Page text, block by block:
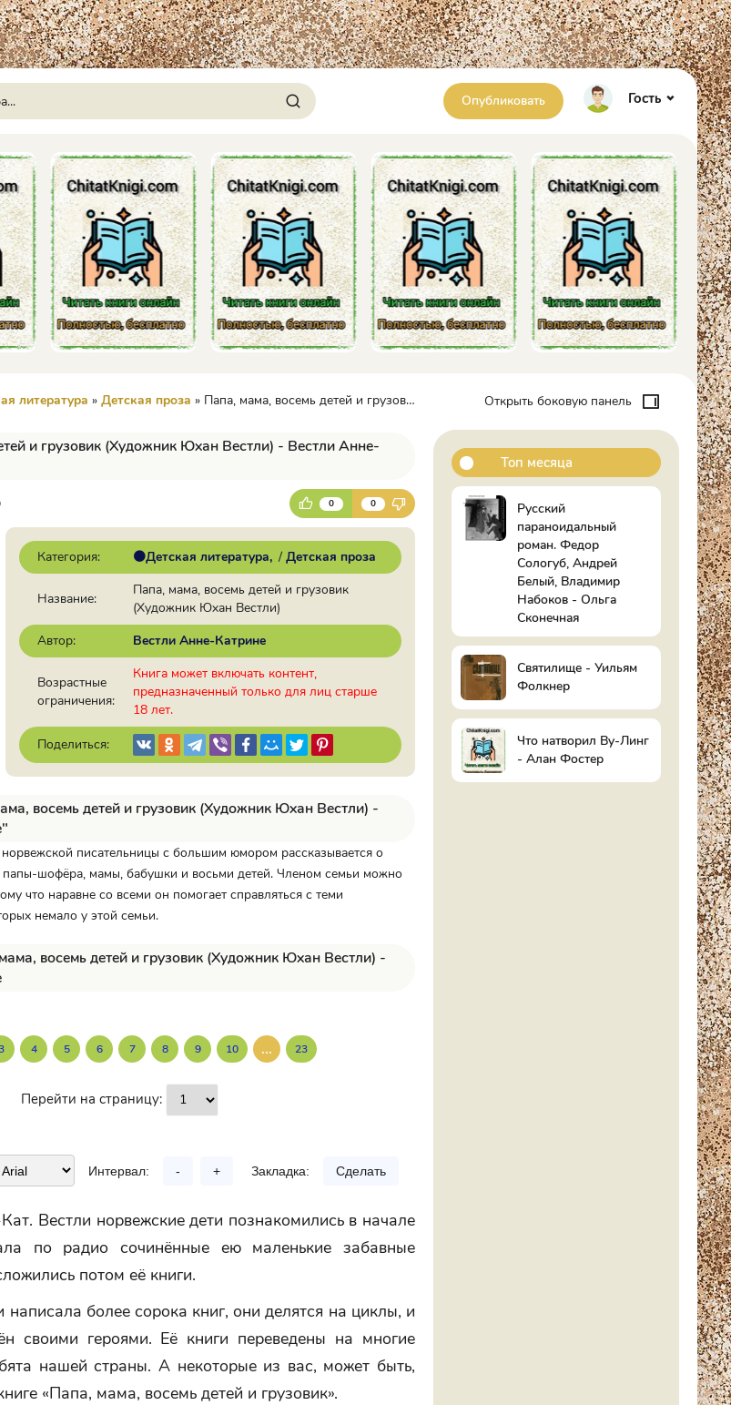
Опубликовать Гость
литература » Детская проза » Папа, мама, восемь детей и грузовик (Художник Юхан Вестли) - Вестли Анне-Катрине
и грузовик (Художник Юхан Вестли) - Вестли Анне-
0 0
Категория: 🟠Детская литература / Детская проза
Название:
Папа, мама, восемь детей и грузовик
(Художник Юхан Вестли)
Автор:
Вестли Анне-Катрине
Возрастные
ограничения:
Книга может включать контент,
предназначенный только для лиц старше
18 лет.
Поделиться:
восемь детей и грузовик (Художник Юхан Вестли) -
писательницы с большим юмором рассказывается о
шофёра, мамы, бабушки и восьми детей. Членом семьи можно
что наравне со всеми он помогает справляться с теми
немало у этой семьи.
восемь детей и грузовик (Художник Юхан Вестли) -
4 5 6 7 8 9 10 ... 23
Перейти на страницу:
Интервал: - + Закладка: Сделать
Вестли норвежские дети познакомились в начале
по радио сочинённые ею маленькие забавные
потом её книги.
более сорока книг, они делятся на циклы, и
своими героями. Её книги переведены на многие
нашей страны. А некоторые из вас, может быть,
«Папа, мама, восемь детей и грузовик».
Открыть боковую панель
Топ месяца
Русский
параноидальный
роман. Федор
Сологуб, Андрей
Белый, Владимир
Набоков - Ольга
Сконечная
Святилище - Уильям
Фолкнер
Что натворил Ву-Линг
- Алан Фостер